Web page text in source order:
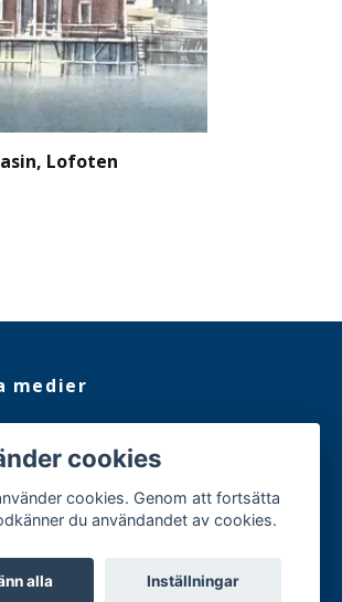
Lofoten
medier
cookies
cookies. Genom att fortsätta
du användandet av cookies.
alla Inställningar